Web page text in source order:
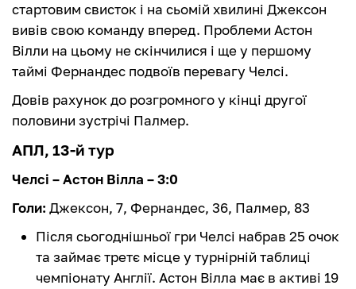
стартовим свисток і на сьомій хвилині Джексон
вивів свою команду вперед. Проблеми Астон
Вілли на цьому не скінчилися і ще у першому
таймі Фернандес подвоїв перевагу Челсі.
Довів рахунок до розгромного у кінці другої
половини зустрічі Палмер.
АПЛ, 13-й тур
Челсі – Астон Вілла – 3:0
Голи: Джексон, 7, Фернандес, 36, Палмер, 83
Після сьогоднішньої гри Челсі набрав 25 очок
та займає третє місце у турнірній таблиці
чемпіонату Англії. Астон Вілла має в активі 19